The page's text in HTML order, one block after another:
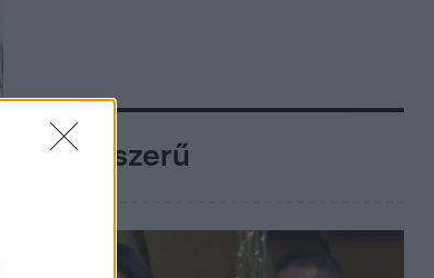
Népszerű